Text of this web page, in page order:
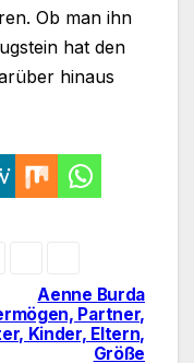
Ob man ihn
hat den
hinaus
Aenne Burda
Partner,
Kinder, Eltern,
Größe